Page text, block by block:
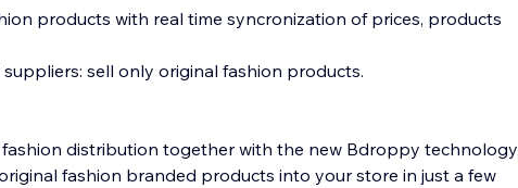
products with real time syncronization of prices, products
sell only original fashion products.
distribution together with the new Bdroppy technology
fashion branded products into your store in just a few